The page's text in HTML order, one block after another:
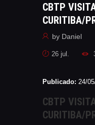
INSCRIÇÃO
MÍDIA
AS
SÓCIO
APOIO AOS
CBTP
CURITIBA/
by Daniel
26 jul.
Publicado: 24/
CBTP
CURITIBA/